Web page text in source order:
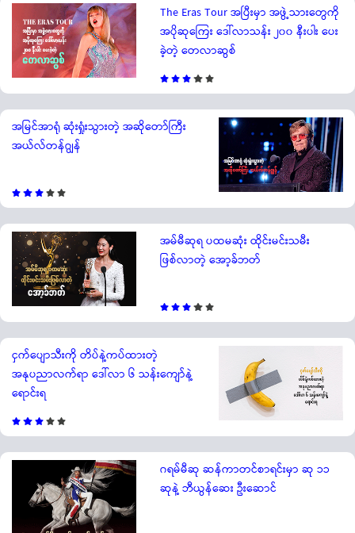
The Eras Tour အပြီးမှာ အဖွဲ့သားတွေကို
အပိုဆုကြေး ဒေါ်လာသန်း ၂၀၀ နီးပါး ပေး
ခဲ့တဲ့ တေလာဆွစ်
အမြင်အာရုံ ဆုံးရှုံးသွားတဲ့ အဆိုတော်ကြီး
အယ်လ်တန်ဂျွန်
အမ်မီဆုရ ပထမဆုံး ထိုင်းမင်းသမီး
ဖြစ်လာတဲ့ အော့ခ်ဘတ်
ငှက်ပျောသီးကို တိပ်နဲ့ကပ်ထားတဲ့
အနုပညာလက်ရာ ဒေါ်လာ ၆ သန်းကျော်နဲ့
ရောင်းရ
ဂရမ်မီဆု ဆန်ကာတင်စာရင်းမှာ ဆု ၁၁
ဆုနဲ့ ဘီယွန်ဆေး ဦးဆောင်